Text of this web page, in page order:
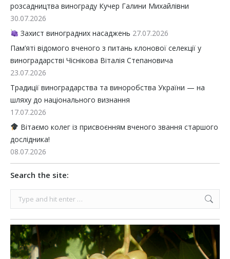
розсадництва винограду Кучер Галини Михайлівни
30.07.2026
Захист виноградних насаджень 27.07.2026
Пам’яті відомого вченого з питань клонової селекції у
виноградарстві Чіснікова Віталія Степановича
23.07.2026
Традиції виноградарства та виноробства України — на
шляху до національного визнання
17.07.2026
Вітаємо колег із присвоєнням вченого звання старшого
дослідника!
08.07.2026
Search the site: